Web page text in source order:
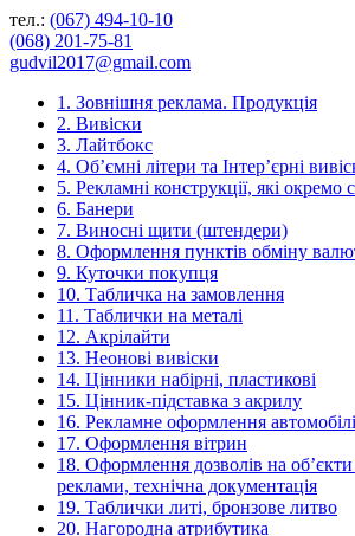
тел.: (067) 494-10-10
(068) 201-75-81
gudvil2017@gmail.com
1. Зовнішня реклама. Продукція
2. Вивіски
3. Лайтбокс
4. Об’ємні літери та Інтер’єрні
5. Рекламні конструкції, які окремо
6. Банери
7. Виносні щити (штендери)
8. Оформлення пунктів обміну
9. Куточки покупця
10. Табличка на замовлення
11. Таблички на металі
12. Акрілайти
13. Неонові вивіски
14. Цінники набірні, пластикові
15. Цінник-підставка з акрилу
16. Рекламне оформлення
17. Оформлення вітрин
18. Оформлення дозволів на об’єкти
реклами, технічна документація
19. Таблички литі, бронзове литво
20. Нагородна атрибутика